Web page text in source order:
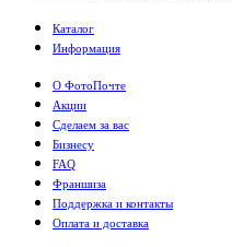
Каталог
Информация
О ФотоПочте
Акции
Сделаем за вас
Бизнесу
FAQ
Франшиза
Поддержка и контакты
Оплата и доставка